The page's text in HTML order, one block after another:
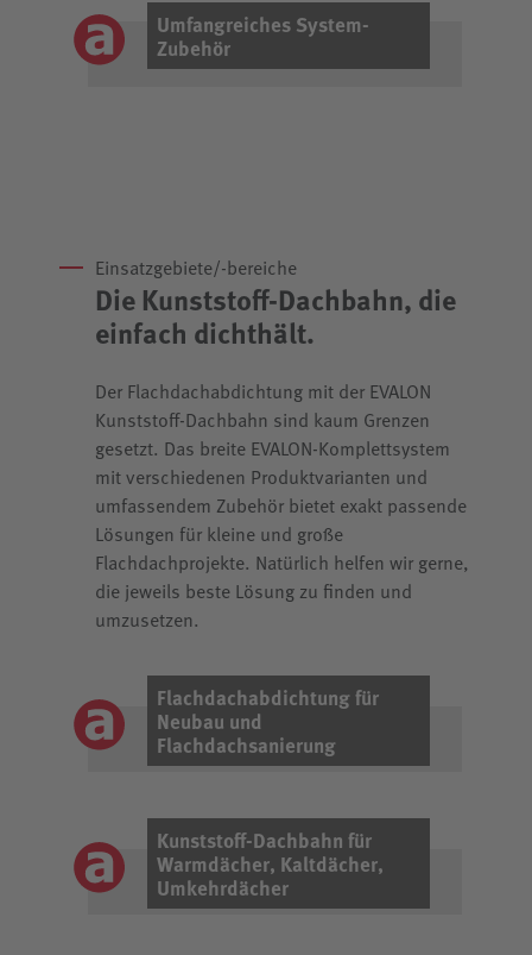
Umfangreiches System-
Zubehör
Einsatzgebiete/-bereiche
Die Kunststoff-Dachbahn, die
einfach dichthält.
Der Flachdachabdichtung mit der EVALON
Kunststoff-Dachbahn sind kaum Grenzen
gesetzt. Das breite EVALON-Komplettsystem
mit verschiedenen Produktvarianten und
umfassendem Zubehör bietet exakt passende
Lösungen für kleine und große
Flachdachprojekte. Natürlich helfen wir gerne,
die jeweils beste Lösung zu finden und
umzusetzen.
Flachdachabdichtung für
Neubau und
Flachdachsanierung
Kunststoff-Dachbahn für
Warmdächer, Kaltdächer,
Umkehrdächer